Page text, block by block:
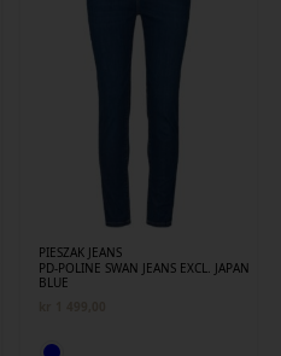
PIESZAK JEANS
PD-POLINE SWAN JEANS EXCL. JAPAN
BLUE